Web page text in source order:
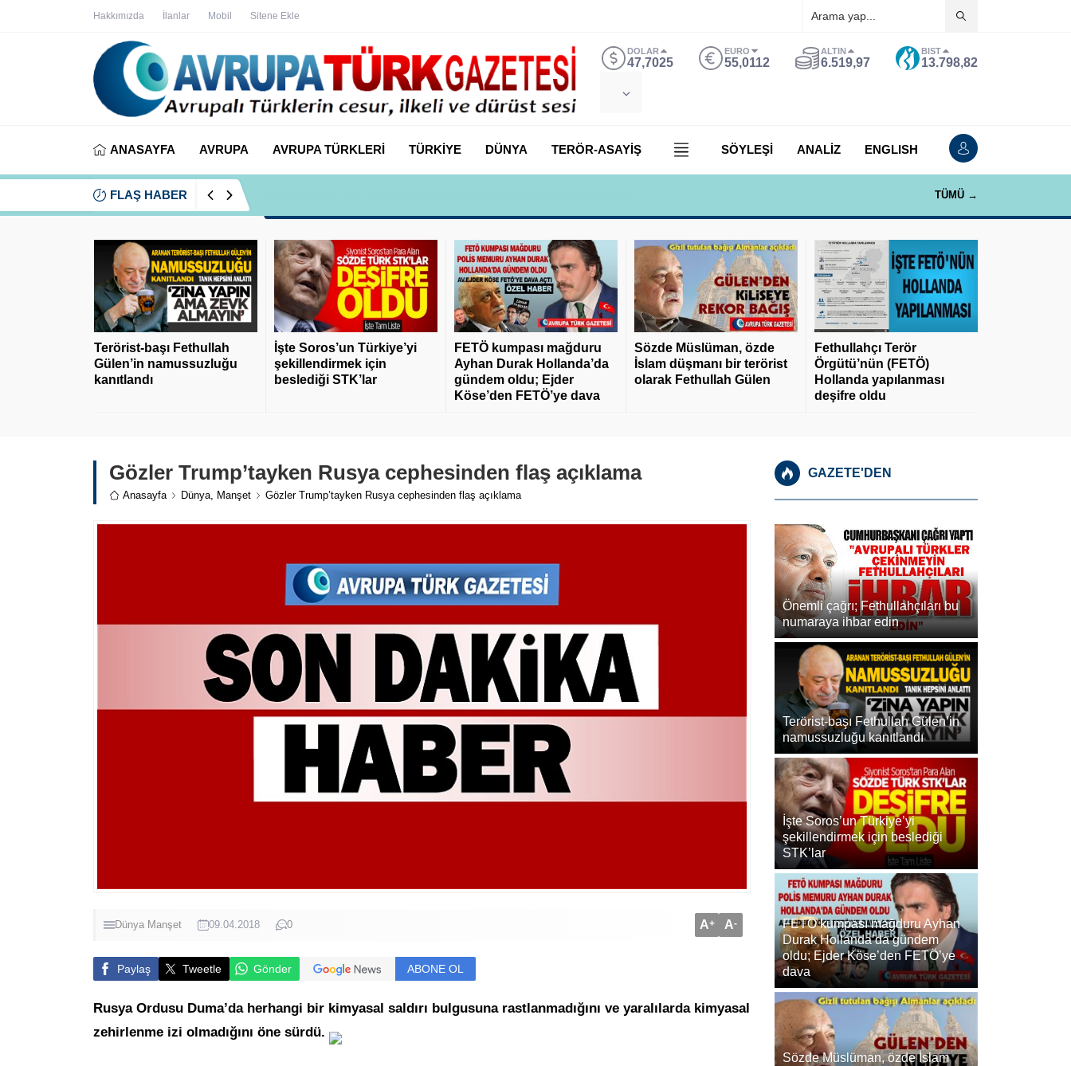
Hakkımızda İlanlar Mobil Sitene Ekle
DOLAR
47,7025
EURO
55,0112
ALTIN
6.519,97
BIST
13.798,82
ANASAYFA AVRUPA AVRUPA TÜRKLERİ TÜRKİYE DÜNYA TERÖR-ASAYİŞ SÖYLEŞİ ANALİZ ENGLISH
FLAŞ HABER TÜMÜ →
Terörist-başı Fethullah
Gülen’in namussuzluğu
kanıtlandı
İşte Soros’un Türkiye’yi
şekillendirmek için
beslediği STK’lar
FETÖ kumpası mağduru
Ayhan Durak Hollanda’da
gündem oldu; Ejder
Köse’den FETÖ’ye dava
Sözde Müslüman, özde
İslam düşmanı bir terörist
olarak Fethullah Gülen
Fethullahçı Terör
Örgütü’nün (FETÖ)
Hollanda yapılanması
deşifre oldu
Gözler Trump’tayken Rusya cephesinden flaş açıklama
Anasayfa Dünya Manşet Gözler Trump’tayken Rusya cephesinden flaş açıklama
Dünya Manşet 09.04.2018 0 A+ A-
Paylaş Tweetle Gönder ABONE OL
Rusya Ordusu Duma’da herhangi bir kimyasal saldırı bulgusuna rastlanmadığını ve yaralılarda kimyasal
zehirlenme izi olmadığını öne sürdü.
GAZETE'DEN
Önemli çağrı; Fethullahçıları bu
numaraya ihbar edin
Terörist-başı Fethullah Gülen’in
namussuzluğu kanıtlandı
İşte Soros’un Türkiye’yi
şekillendirmek için beslediği
STK’lar
FETÖ kumpası mağduru Ayhan
Durak Hollanda’da gündem
oldu; Ejder Köse’den FETÖ’ye
dava
Sözde Müslüman, özde İslam